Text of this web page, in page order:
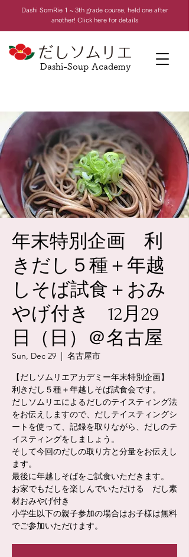
Dashi SomRie 1 ~ 3th grade course, held one after
another! Click here for details
Dashi-Soup Academy
年末特別企画 利
きだし５種＋年越
しそば試食＋おみ
やげ付き 12月29
日（日）＠名古屋
Sun, Dec 29
  |
名古屋市
【だしソムリエアカデミー年末特別企画】
利きだし５種＋年越しそば試食会です。
だしソムリエによるだしのテイスティング法
をお伝えしますので、だしテイスティングシ
ートを使って、記録を取りながら、だしのテ
イスティングをしましょう。
そして今回のだしの取り方と分量をお伝えし
ます。
最後に年越しそばをご試食いただきます。
お家でもだしを楽しんでいただける だし素
材おみやげ付き
小学生以下の親子参加の場合はお子様は無料
でご参加いただけます。